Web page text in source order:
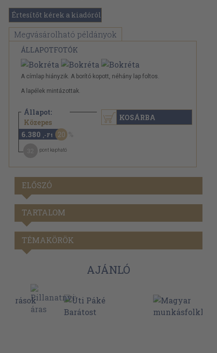
Értesítőt kérek a kiadóról
Megvásárolható példányok
ÁLLAPOTFOTÓK
A címlap hiányzik. A borító kopott, néhány lap foltos.
A lapélek mintázottak.
Állapot:
Közepes
7.980 Ft
6.380 ,-Ft 20
pont kapható
KOSÁRBA
ELŐSZÓ
TARTALOM
TÉMAKÖRÖK
AJÁNLÓ